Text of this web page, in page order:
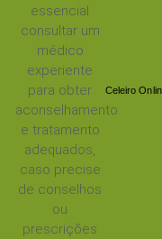
essencial
consultar um
médico
experiente
para obter
aconselhamento
e tratamento
adequados,
caso precise
de conselhos
ou
prescrições
Celeiro